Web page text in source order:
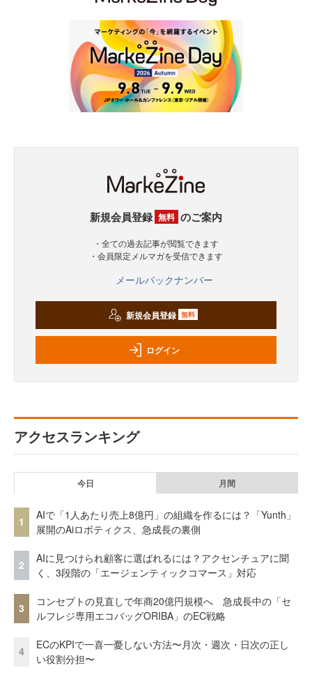
新規会員登録 無料 のご案内
・全ての過去記事が閲覧できます
・会員限定メルマガを受信できます
メールバックナンバー
新規会員登録 無料
ログイン
アクセスランキング
今日 月間
1
AIで「1人あたり売上8億円」の組織を作るには？「Yunth」
展開のAiロボティクス、急成長の裏側
2
AIに見つけられ顧客に選ばれるには？アクセンチュアに聞
く、3段階の「エージェンティックコマース」対応
3
コンセプトの見直しで年商20億円規模へ 急成長中の「セ
ルフレジ専用エコバッグORIBA」のEC戦略
4
ECのKPIで一喜一憂しない方法〜月次・週次・日次の正し
い役割分担〜